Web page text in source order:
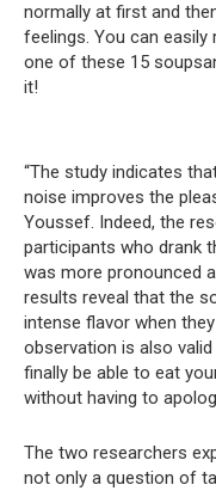
normally at first and
feelings. You can
one of these 15
it!
“The study indicates
noise improves the
Youssef. Indeed, the
participants who drank
was more pronounced
results reveal that the
intense flavor when
observation is also
finally be able to eat
without having to
The two researchers
not only a question of